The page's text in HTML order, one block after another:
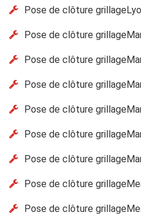
Pose de clôture
Pose de clôture
Pose de clôture
Pose de clôture
Pose de clôture
Pose de clôture
Pose de clôture
Pose de clôture
Pose de clôture